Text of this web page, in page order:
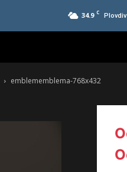
34.9 C Plovdiv
emblememblema-768x432